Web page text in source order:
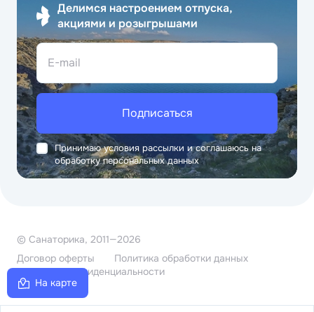
На карте
Делимся настроением отпуска,
акциями и розыгрышами
E-mail
Подписаться
Принимаю условия рассылки и соглашаюсь на
обработку персональных данных
© Санаторика, 2011—2026
Договор оферты
Политика обработки данных
Политика конфиденциальности